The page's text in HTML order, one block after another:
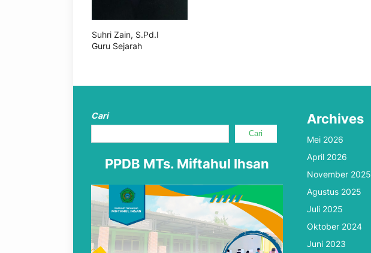
Suhri Zain, S.Pd.I
Guru Sejarah
Cari
Cari
PPDB MTs. Miftahul Ihsan
Archives
Mei 2026
April 2026
November 2025
Agustus 2025
Juli 2025
Oktober 2024
Juni 2023